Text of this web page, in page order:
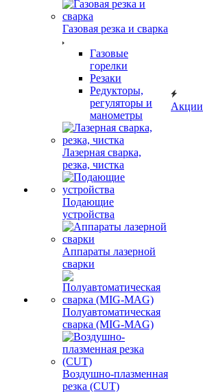
Газовая резка и сварка
Газовые
горелки
Резаки
Редукторы,
регуляторы и
манометры
Лазерная сварка,
резка, чистка
Подающие
устройства
Аппараты лазерной
сварки
Полуавтоматическая
сварка (MIG-MAG)
Воздушно-плазменная
резка (CUT)
Акции